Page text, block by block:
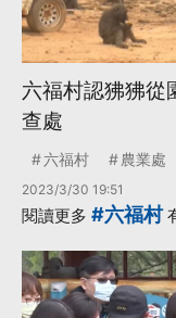
六福村認狒狒從
查處
六福村 農業處
2023/3/30 19:51
閱讀更多 #六福村